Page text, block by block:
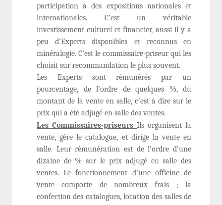
participation à des expositions nationales et
internationales. C’est un véritable
investissement culturel et financier, aussi il y a
peu d’Experts disponibles et reconnus en
minéralogie. C’est le commissaire-priseur qui les
choisit sur recommandation le plus souvent.
Les Experts sont rémunérés par un
pourcentage, de l’ordre de quelques %, du
montant de la vente en salle, c’est à dire sur le
prix qui a été adjugé en salle des ventes.
Les Commissaires-priseurs Ils organisent la
vente, gère le catalogue, et dirige la vente en
salle. Leur rémunération est de l’ordre d’une
dizaine de % sur le prix adjugé en salle des
ventes. Le fonctionnement d’une officine de
vente comporte de nombreux frais ; la
confection des catalogues, location des salles de